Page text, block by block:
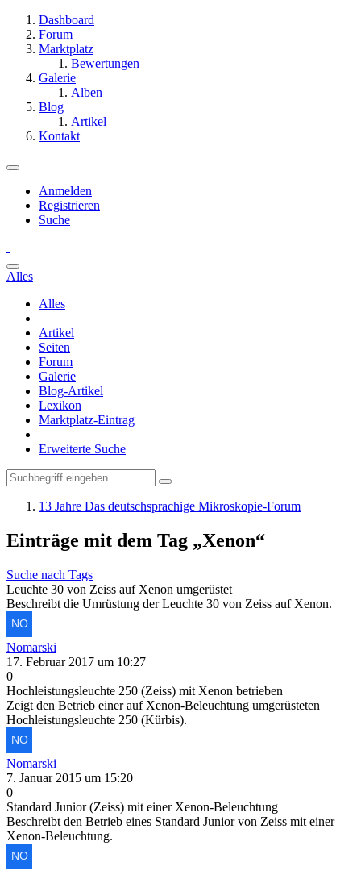
Dashboard
Forum
Marktplatz
Bewertungen
Galerie
Alben
Blog
Artikel
Kontakt
Anmelden
Registrieren
Suche
Alles
Alles
Artikel
Seiten
Forum
Galerie
Blog-Artikel
Lexikon
Marktplatz-Eintrag
Erweiterte Suche
13 Jahre Das deutschsprachige Mikroskopie-Forum
Einträge mit dem Tag „Xenon“
Suche nach Tags
Leuchte 30 von Zeiss auf Xenon umgerüstet
Beschreibt die Umrüstung der Leuchte 30 von Zeiss auf Xenon.
Nomarski
17. Februar 2017 um 10:27
0
Hochleistungsleuchte 250 (Zeiss) mit Xenon betrieben
Zeigt den Betrieb einer auf Xenon-Beleuchtung umgerüsteten
Hochleistungsleuchte 250 (Kürbis).
Nomarski
7. Januar 2015 um 15:20
0
Standard Junior (Zeiss) mit einer Xenon-Beleuchtung
Beschreibt den Betrieb eines Standard Junior von Zeiss mit einer
Xenon-Beleuchtung.